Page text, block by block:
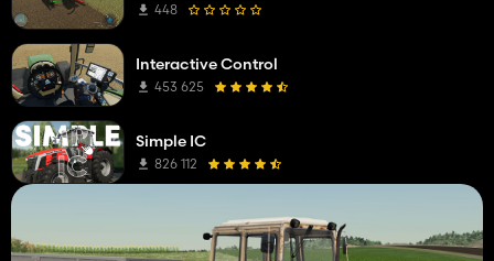
448
Interactive Control
453 625
Simple IC
826 112